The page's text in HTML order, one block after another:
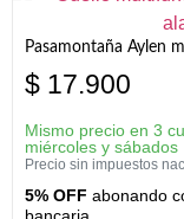
Pasamontaña Aylen
$ 17.900
Mismo precio en 3
miércoles y sábados
Precio sin impuestos
5% OFF abonando